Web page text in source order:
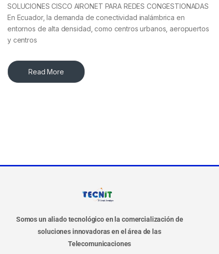
SOLUCIONES CISCO AIRONET PARA REDES CONGESTIONADAS
En Ecuador, la demanda de conectividad inalámbrica en
entornos de alta densidad, como centros urbanos, aeropuertos
y centros
Read More
Somos un aliado tecnológico en la comercialización de
soluciones innovadoras en el área de las
Telecomunicaciones